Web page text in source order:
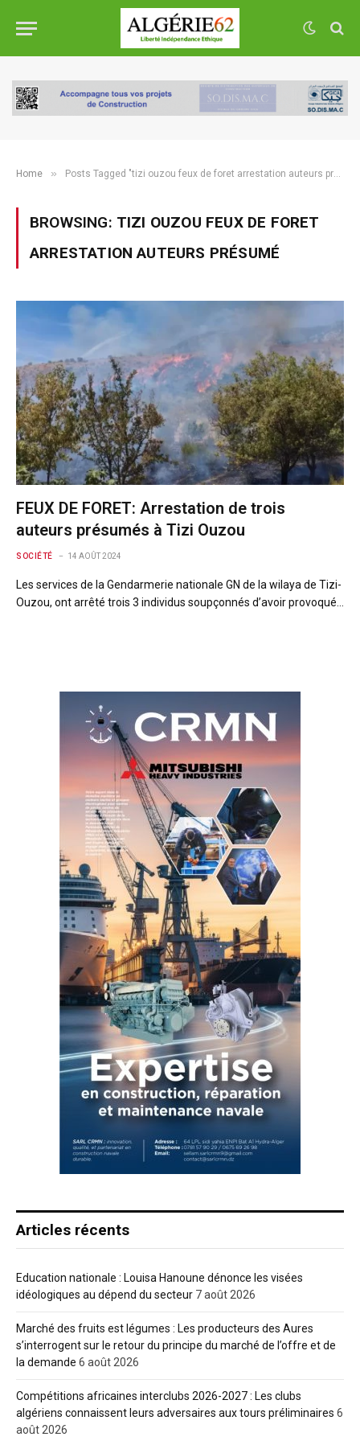
Home » Posts Tagged "tizi ouzou feux de foret arrestation auteurs présumé"
BROWSING: TIZI OUZOU FEUX DE FORET
ARRESTATION AUTEURS PRÉSUMÉ
FEUX DE FORET: Arrestation de trois
auteurs présumés à Tizi Ouzou
SOCIÉTÉ 14 AOÛT 2024
Les services de la Gendarmerie nationale GN de la wilaya de Tizi-
Ouzou, ont arrêté trois 3 individus soupçonnés d’avoir provoqué…
Articles récents
Education nationale : Louisa Hanoune dénonce les visées
idéologiques au dépend du secteur 7 août 2026
Marché des fruits est légumes : Les producteurs des Aures
s’interrogent sur le retour du principe du marché de l’offre et de
la demande 6 août 2026
Compétitions africaines interclubs 2026-2027 : Les clubs
algériens connaissent leurs adversaires aux tours préliminaires 6
août 2026